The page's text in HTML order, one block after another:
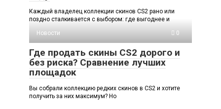
Каждый владелец коллекции скинов CS2 рано или
поздно сталкивается с выбором: где выгоднее и
Новости
0
Где продать скины CS2 дорого и
без риска? Сравнение лучших
площадок
Вы собрали коллекцию редких скинов в CS2 и хотите
получить за них максимум? Но